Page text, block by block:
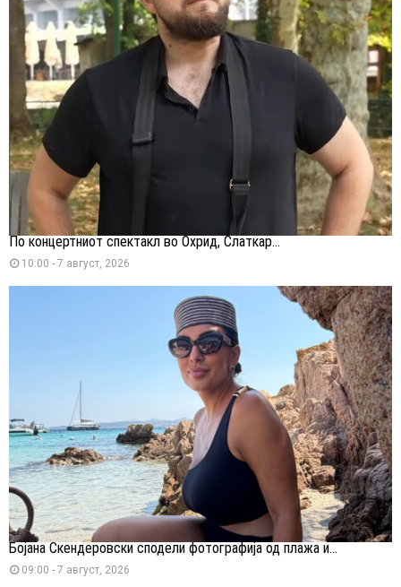
По концертниот спектакл во Охрид, Слаткар...
10:00 - 7 август, 2026
Бојана Скендеровски сподели фотографија од плажа и...
09:00 - 7 август, 2026